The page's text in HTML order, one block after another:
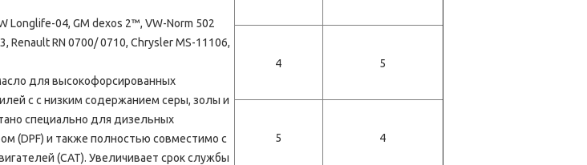
Longlife-04, GM dexos 2™, VW-Norm 502
Renault RN 0700/ 0710, Chrysler MS-11106,
для высокофорсированных
с с низким содержанием серы, золы и
специально для дизельных
(DPF) и также полностью совместимо с
(CAT). Увеличивает срок службы
4 5
5 4